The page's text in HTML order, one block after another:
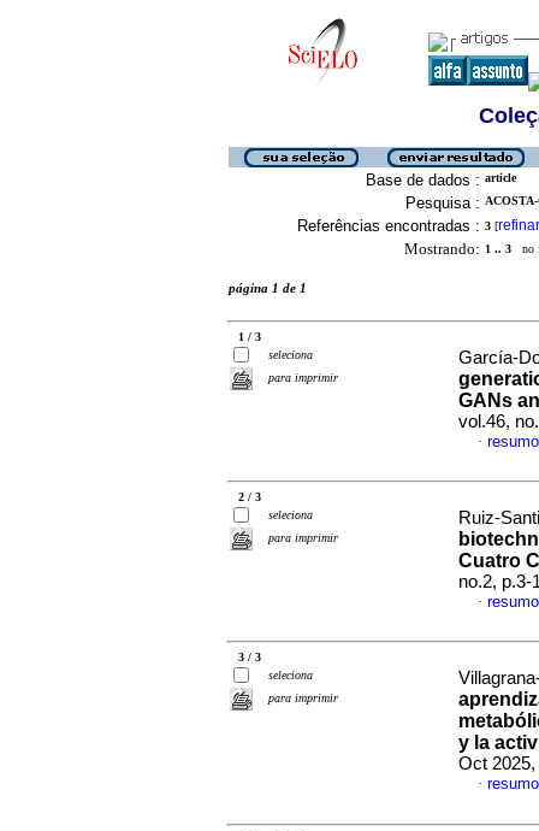
Base de dados : article
Pesquisa :
Referências encontradas : 3 [refinar
Mostrando: 1 .. 3 no
página 1 de 1
1 / 3
seleciona
para imprimir
García-
GANs
vol.46,
·
2 / 3
seleciona
para imprimir
Ruiz-
Cuatro
no.2, p.3-
·
3 / 3
seleciona
para imprimir
y la
Oct 2025,
·